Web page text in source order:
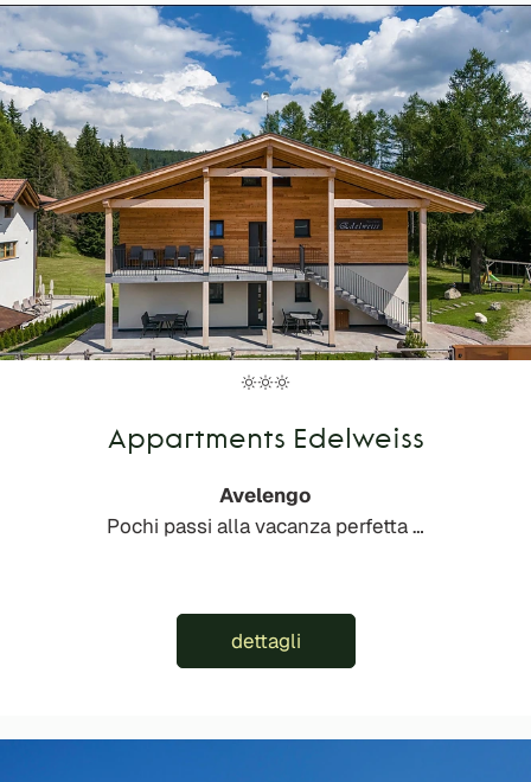
Appartments Edelweiss
Avelengo
Pochi passi alla vacanza perfetta …
dettagli